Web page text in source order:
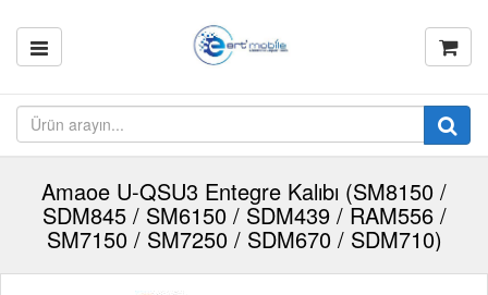
Amaoe U-QSU3 Entegre Kalıbı (SM8150 /
SDM845 / SM6150 / SDM439 / RAM556 /
SM7150 / SM7250 / SDM670 / SDM710)